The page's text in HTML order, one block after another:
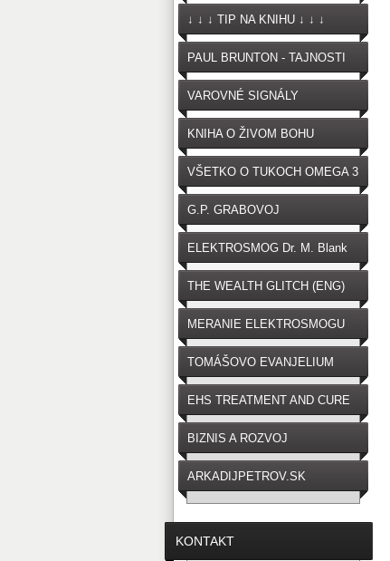
↓ ↓ ↓ TIP NA KNIHU ↓ ↓ ↓
PAUL BRUNTON - TAJNOSTI
VAROVNÉ SIGNÁLY
OČKOVANIA
KNIHA O ŽIVOM BOHU
VŠETKO O TUKOCH OMEGA 3
G.P. GRABOVOJ
ELEKTROSMOG Dr. M. Blank
THE WEALTH GLITCH (ENG)
MERANIE ELEKTROSMOGU
TOMÁŠOVO EVANJELIUM
EHS TREATMENT AND CURE
BIZNIS A ROZVOJ
ARKADIJPETROV.SK
KONTAKT